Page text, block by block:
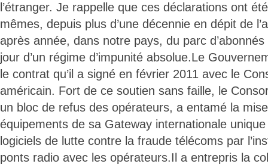
l’étranger. Je rappelle que ces déclarations ont
mêmes, depuis plus d’une décennie en dépit de
après année, dans notre pays, du parc
jour d’un régime d’impunité absolue.Le
le contrat qu’il a signé en février 2011 avec le
américain. Fort de ce soutien sans faille, le
un bloc de refus des opérateurs, a entamé la
équipements de sa Gateway internationale
logiciels de lutte contre la fraude télécoms par
ponts radio avec les opérateurs.Il a entrepris la